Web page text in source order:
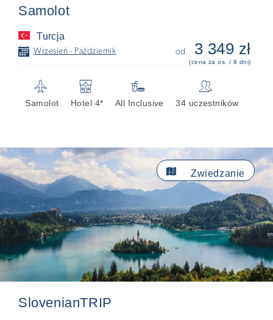
Samolot
Turcja
📅 Wrzesień - Październik od 3 349 zł
(cena za os. / 8 dni)
✈
Samolot
🏨
Hotel 4*

All Inclusive
👥
34 uczestników
Zwiedzanie

SlovenianTRIP